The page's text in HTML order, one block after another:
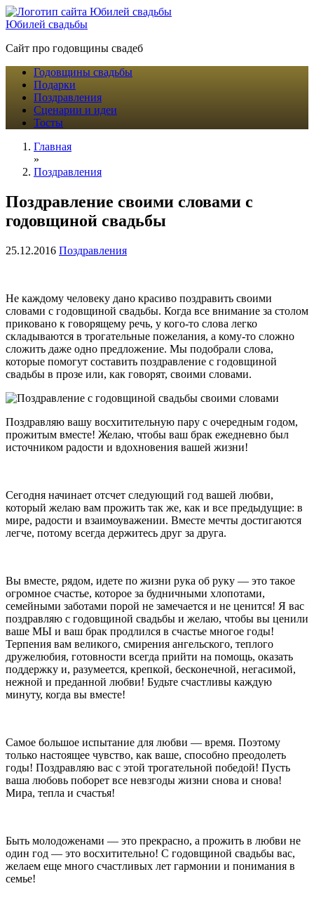
Юбилей свадьбы
Сайт про годовщины свадеб
Годовщины свадьбы
Подарки
Поздравления
Сценарии и идеи
Тосты
Главная
»
Поздравления
Поздравление своими словами с
годовщиной свадьбы
25.12.2016 Поздравления
Не каждому человеку дано красиво поздравить своими
словами с годовщиной свадьбы. Когда все внимание за столом
приковано к говорящему речь, у кого-то слова легко
складываются в трогательные пожелания, а кому-то сложно
сложить даже одно предложение. Мы подобрали слова,
которые помогут составить поздравление с годовщиной
свадьбы в прозе или, как говорят, своими словами.
Поздравляю вашу восхитительную пару с очередным годом,
прожитым вместе! Желаю, чтобы ваш брак ежедневно был
источником радости и вдохновения вашей жизни!
Сегодня начинает отсчет следующий год вашей любви,
который желаю вам прожить так же, как и все предыдущие: в
мире, радости и взаимоуважении. Вместе мечты достигаются
легче, потому всегда держитесь друг за друга.
Вы вместе, рядом, идете по жизни рука об руку — это такое
огромное счастье, которое за будничными хлопотами,
семейными заботами порой не замечается и не ценится! Я вас
поздравляю с годовщиной свадьбы и желаю, чтобы вы ценили
ваше МЫ и ваш брак продлился в счастье многое годы!
Терпения вам великого, смирения ангельского, теплого
дружелюбия, готовности всегда прийти на помощь, оказать
поддержку и, разумеется, крепкой, бесконечной, негасимой,
нежной и преданной любви! Будьте счастливы каждую
минуту, когда вы вместе!
Самое большое испытание для любви — время. Поэтому
только настоящее чувство, как ваше, способно преодолеть
годы! Поздравляю вас с этой трогательной победой! Пусть
ваша любовь поборет все невзгоды жизни снова и снова!
Мира, тепла и счастья!
Быть молодоженами — это прекрасно, а прожить в любви не
один год — это восхитительно! С годовщиной свадьбы вас,
желаем еще много счастливых лет гармонии и понимания в
семье!